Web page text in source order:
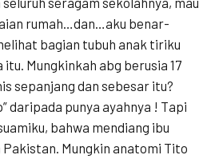
rumah…dan…aku benar-
bagian tubuh anak tiriku
Mungkinkah abg berusia 17
sepanjang dan sebesar itu?
daripada punya ayahnya ! Tapi
bahwa mendiang ibu
Mungkin anatomi Tito